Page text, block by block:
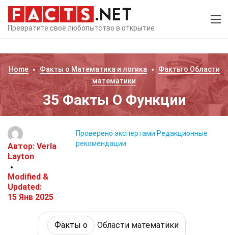
Превратите своё любопытство в открытие
Home Факты о Математика и логика Факты о Области
математики
35 Факты О Функции
Автор: Verla
Layton
Modified &
Updated:
15 Янв 2025
Проверено экспертами Редакционные
рекомендации
Факты о Области математики